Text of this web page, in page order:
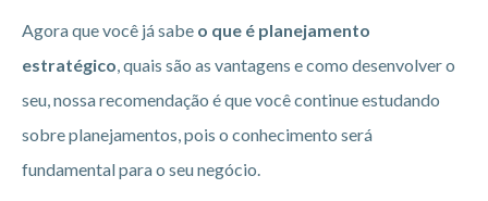
Agora que você já sabe o que é planejamento
estratégico, quais são as vantagens e como desenvolver o
seu, nossa recomendação é que você continue estudando
sobre planejamentos, pois o conhecimento será
fundamental para o seu negócio.